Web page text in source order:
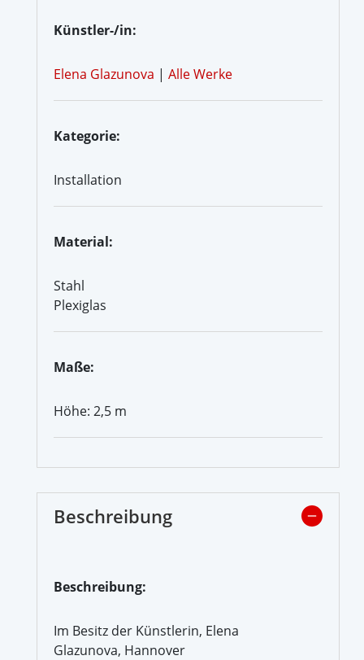
Künstler-/in:
Elena Glazunova | Alle Werke
Kategorie:
Installation
Material:
Stahl
Plexiglas
Maße:
Höhe: 2,5 m
Beschreibung
Beschreibung:
Im Besitz der Künstlerin, Elena
Glazunova, Hannover